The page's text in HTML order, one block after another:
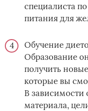
специалиста
питания для
Обучение
Образование
получить
которые вы
В зависимости
материала,